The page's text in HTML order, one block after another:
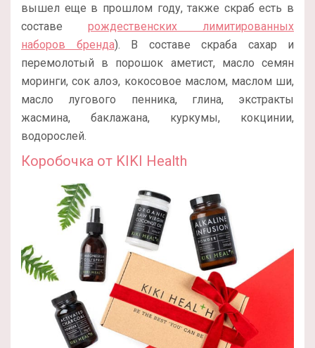
вышел еще в прошлом году, также скраб есть в
составе рождественских лимитированных
наборов бренда). В составе скраба сахар и
перемолотый в порошок аметист, масло семян
моринги, сок алоэ, кокосовое маслом, маслом ши,
масло лугового пенника, глина, экстракты
жасмина, баклажана, куркумы, кокцинии,
водорослей.
Коробочка от KIKI Health